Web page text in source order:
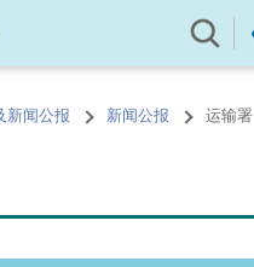
新闻公报 新闻公报 运输署